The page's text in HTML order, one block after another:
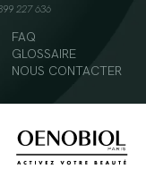
227 636
FAQ
GLOSSAIRE
NOUS CONTACTER